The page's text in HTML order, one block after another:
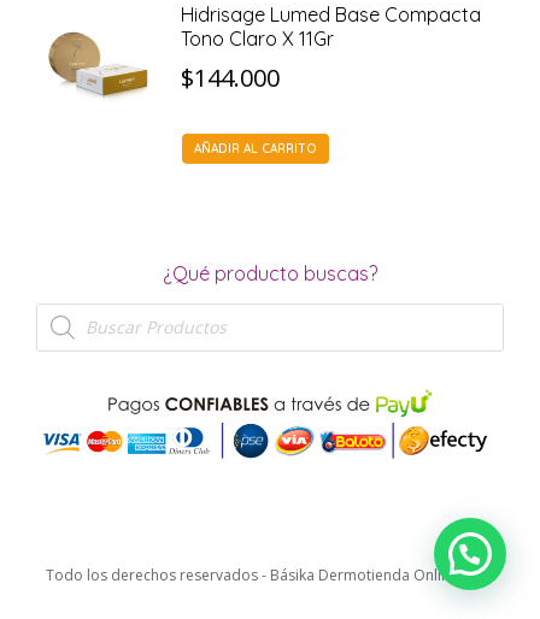
Hidrisage Lumed Base Compacta
Tono Claro X 11Gr
$144.000
AÑADIR AL CARRITO
¿Qué producto buscas?
Búsqueda
de
productos
Todo los derechos reservados - Básika Dermotienda Online 2026